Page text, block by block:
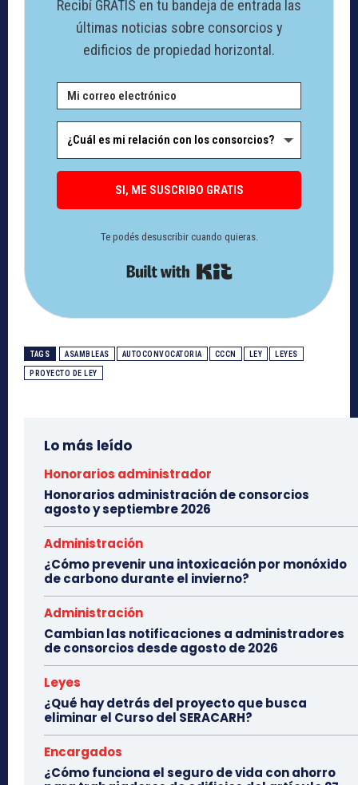
Recibí GRATIS en tu bandeja de entrada las
últimas noticias sobre consorcios y
edificios de propiedad horizontal.
SI, ME SUSCRIBO GRATIS
Te podés desuscribir cuando quieras.
TAGS ASAMBLEAS AUTOCONVOCATORIA CCCN LEY LEYES
PROYECTO DE LEY
Lo más leído
Honorarios administrador
Honorarios administración de consorcios
agosto y septiembre 2026
Administración
¿Cómo prevenir una intoxicación por monóxido
de carbono durante el invierno?
Administración
Cambian las notificaciones a administradores
de consorcios desde agosto de 2026
Leyes
¿Qué hay detrás del proyecto que busca
eliminar el Curso del SERACARH?
Encargados
¿Cómo funciona el seguro de vida con ahorro